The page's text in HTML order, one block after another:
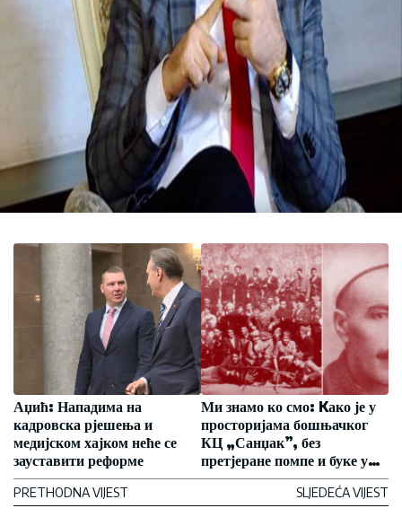
Аџић: Нападима на
кадровска рјешења и
медијском хајком неће се
зауставити реформе
PRETHODNA VIJEST
Ми знамо ко смо: Kако је у
просторијама бошњачког
КЦ „Санџак”, без
претјеране помпе и буке у
јавности, приказан
ревизионистички урадак
SLJEDEĆA VIJEST